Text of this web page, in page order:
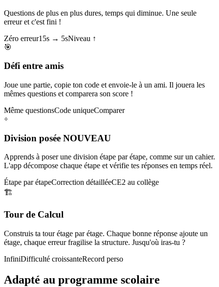
Questions de plus en plus dures, temps qui diminue. Une seule
erreur et c'est fini !
Zéro erreur15s → 5sNiveau ↑
🎯
Défi entre amis
Joue une partie, copie ton code et envoie-le à un ami. Il jouera les
mêmes questions et comparera son score !
Même questionsCode uniqueComparer
÷
Division posée NOUVEAU
Apprends à poser une division étape par étape, comme sur un cahier.
L'app décompose chaque étape et vérifie tes réponses en temps réel.
Étape par étapeCorrection détailléeCE2 au collège
🏗️
Tour de Calcul
Construis ta tour étage par étage. Chaque bonne réponse ajoute un
étage, chaque erreur fragilise la structure. Jusqu'où iras-tu ?
InfiniDifficulté croissanteRecord perso
Adapté au programme scolaire